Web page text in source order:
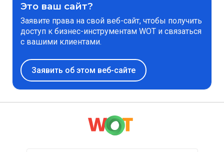
Это ваш сайт?
Заявите права на свой веб-сайт, чтобы получить
доступ к бизнес-инструментам WOT и связаться
с вашими клиентами.
Заявить об этом веб-сайте